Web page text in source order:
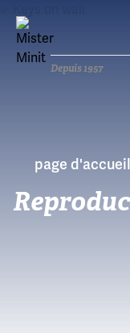
Depuis 1957
page d'accueil